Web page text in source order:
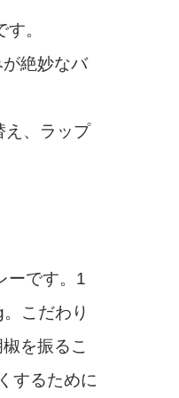
。
絶妙なバ
、ラップ
ーです。1
こだわり
を振るこ
するために